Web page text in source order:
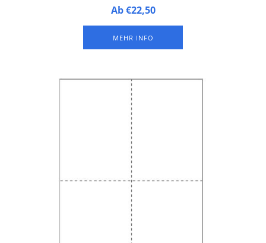
10 Einsteckschilder auf einem A4-Druckbogen aus
Laser- und Tintenstrahldruckern. Verpackung à 100 Bogen.
Ab €22,50
MEHR INFO